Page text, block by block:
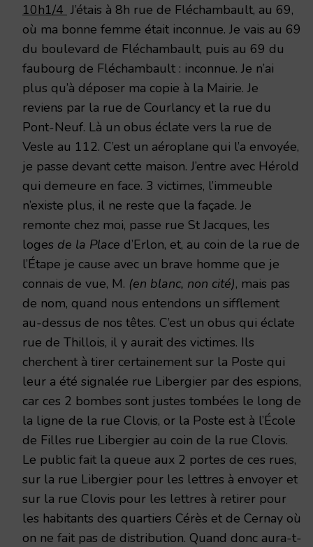
10h1/4 J’étais à 8h rue de Fléchambault, au 69,
où ma bonne femme était inconnue. Je vais au 69
du boulevard de Fléchambault, puis au 69 du
faubourg de Fléchambault : inconnue. Je n’ai
plus qu’à déposer ma copie à la Mairie. Je
reviens par la rue de Courlancy et la rue du
Pont-Neuf. Là un obus éclate vers la rue de
Vesle au 112. C’est un aéroplane qui l’a envoyée,
je passe devant cette maison. J’entre avec Hérold
qui demeure en face. 3 victimes, l’immeuble
n’existe plus, il ne reste que la façade. Je
remonte chez moi, passe rue St Jacques, les
loges de la Place d’Erlon, et, au coin de la rue de
l’Étape je cause avec un brave homme que je
connais de vue, M. (en blanc, non cité), mais pas
de nom, quand nous entendons un sifflement
au-dessus de nos têtes. C’est un obus qui éclate
rue de Thillois, il y aurait des victimes. Ils
cherchent à tirer certainement sur la Poste qui
leur a été signalée rue Libergier par des espions,
car ces 2 bombes sont justes tombées le long de
la ligne de la rue Clovis, or la Poste est à l’École
de Filles rue Libergier au coin de la rue Clovis.
Le public fait la queue aux 2 portes de ces rues,
sur la rue Libergier pour les lettres à envoyer et
sur la rue Clovis pour les lettres à retirer pour
les habitants des quartiers Cérès et de Cernay où
on ne fait pas de distribution. Quand donc aura-t-